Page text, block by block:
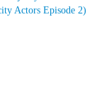
Actors Episode 2)